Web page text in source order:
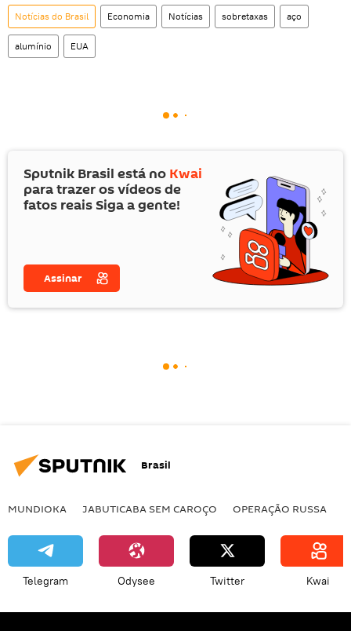
Notícias do Brasil Economia Notícias sobretaxas aço
alumínio EUA
Sputnik Brasil está no Kwai
para trazer os vídeos de
fatos reais Siga a gente!
Assinar
Brasil
MUNDIOKA JABUTICABA SEM CAROÇO OPERAÇÃO RUSSA
Telegram Odysee Twitter Kwai